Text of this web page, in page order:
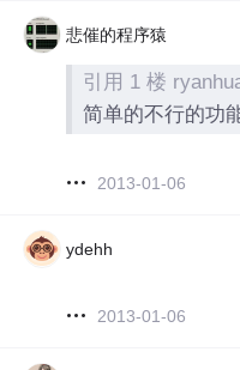
悲催的程序猿
引用 1 楼
简单的不行的功
2013-01-06
ydehh
2013-01-06